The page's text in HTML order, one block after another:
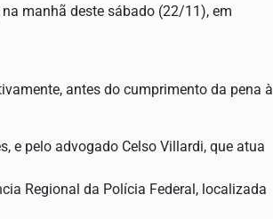
manhã deste sábado (22/11), em
antes do cumprimento da pena à
e pelo advogado Celso Villardi, que atua
Regional da Polícia Federal, localizada